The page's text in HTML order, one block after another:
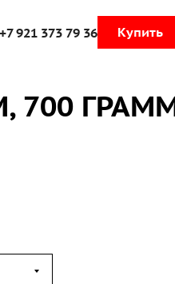
+7 921 373 79 36 Купить
ГРАММ,